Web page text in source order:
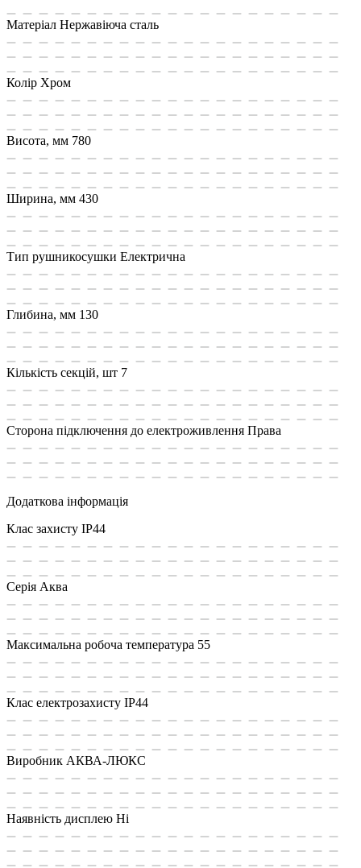
Матеріал Нержавіюча сталь
Колір Хром
Висота, мм 780
Ширина, мм 430
Тип рушникосушки Електрична
Глибина, мм 130
Кількість секцій, шт 7
Сторона підключення до електроживлення Права
Додаткова інформація
Клас захисту IP44
Cерія Аква
Максимальна робоча температура 55
Клас електрозахисту IP44
Виробник АКВА-ЛЮКС
Наявність дисплею Ні